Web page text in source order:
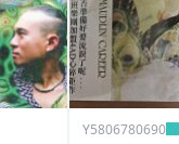
Y5806780690